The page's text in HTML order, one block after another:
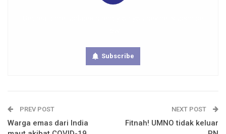
Subscribe
PREV POST
Warga emas dari India
NEXT POST
Fitnah! UMNO tidak keluar